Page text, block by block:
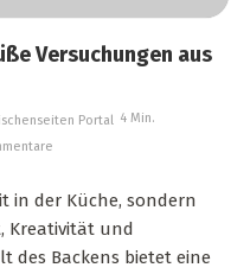
Versuchungen aus
4 Min.
in der Küche, sondern
Kreativität und
des Backens bietet eine